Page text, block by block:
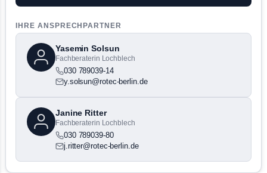
IHRE ANSPRECHPARTNER
Yasemin Solsun
Fachberaterin Lochblech
030 789039-14
y.solsun@rotec-berlin.de
Janine Ritter
Fachberaterin Lochblech
030 789039-80
j.ritter@rotec-berlin.de